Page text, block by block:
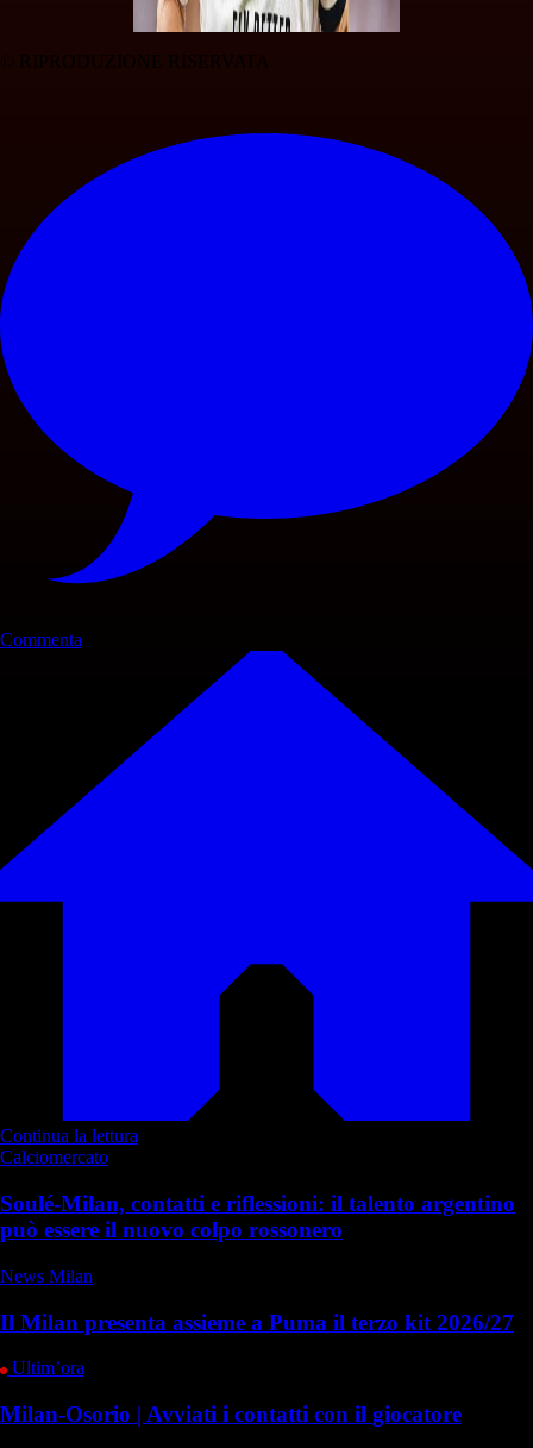
© RIPRODUZIONE RISERVATA
Commenta
Continua la lettura
Calciomercato
Soulé-Milan, contatti e riflessioni: il talento argentino
può essere il nuovo colpo rossonero
News Milan
Il Milan presenta assieme a Puma il terzo kit 2026/27
Ultim’ora
Milan-Osorio | Avviati i contatti con il giocatore